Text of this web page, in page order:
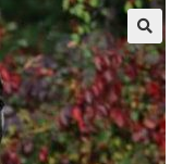
🔍